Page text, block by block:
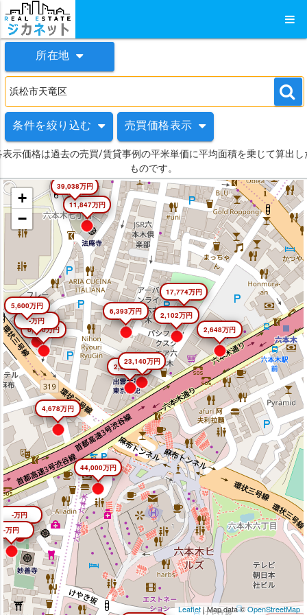
所在地
条件を絞り込む 売買価格表示
表示価格は過去の売買/賃貸事例の平米単価に平均面積を乗じて算出し
ものです。
44,000万円
2,645万円
23,140万円
4,678万円
2,102万円
2,648万円
6,393万円
-万円
17,774万円
-万円
6,640万円
-万円
5,600万円
11,847万円
39,038万円
+
−
Leaflet| Map data ©OpenStreetMap